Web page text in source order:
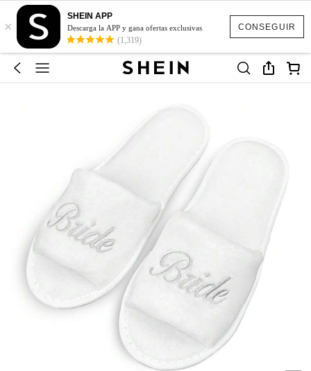
CONSEGUIR
×
SHEIN APP
Descarga la APP y gana ofertas exclusivas
(1,319)